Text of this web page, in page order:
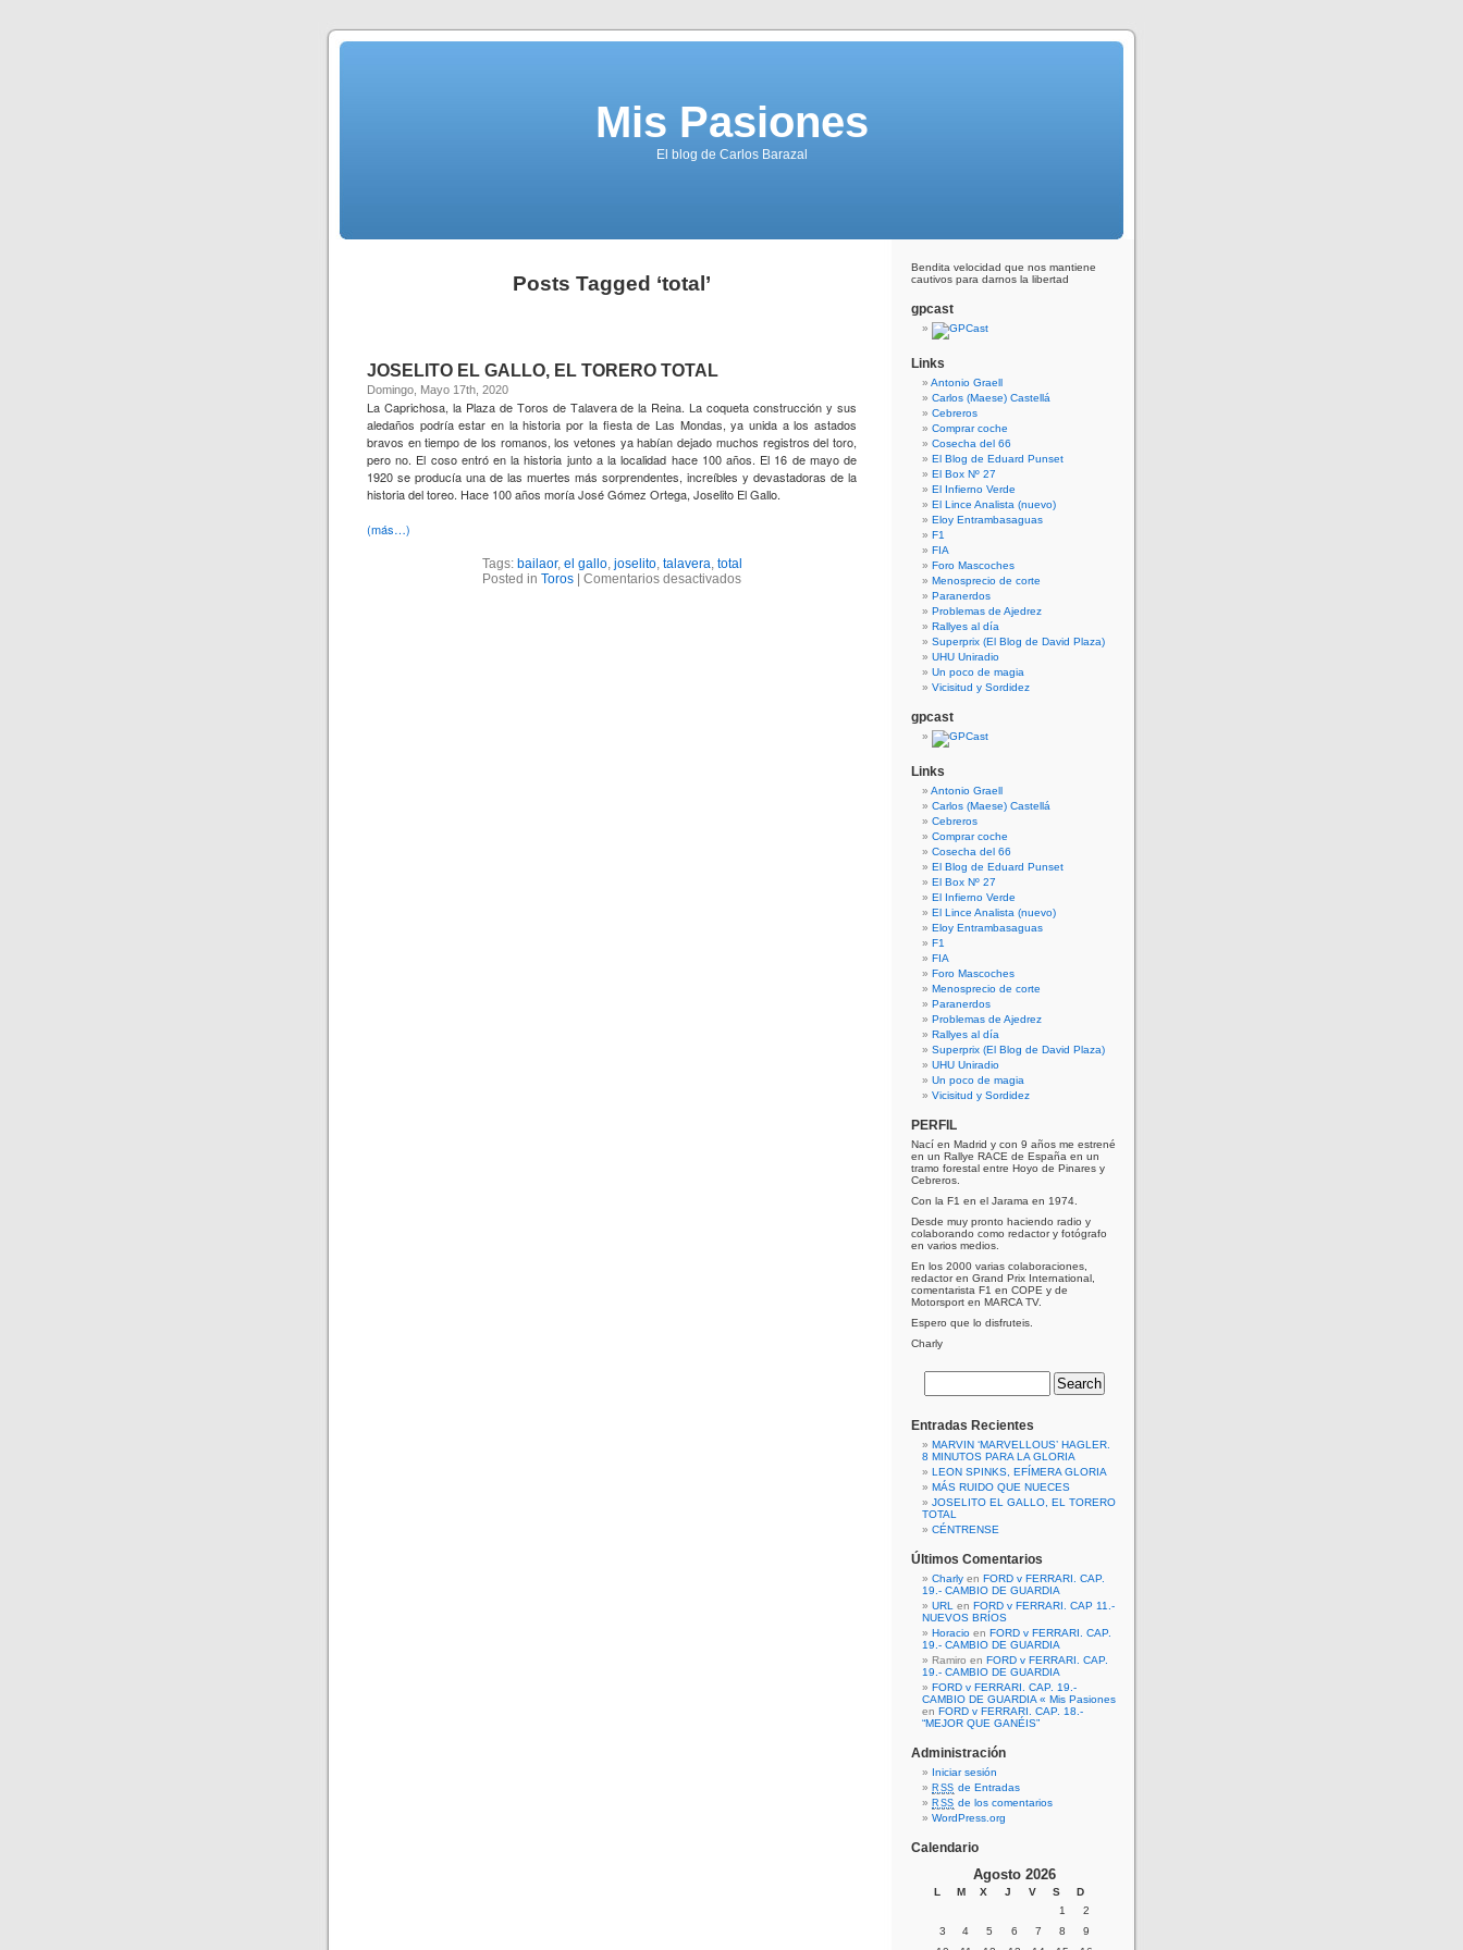
Mis Pasiones
El blog de Carlos Barazal
Posts Tagged ‘total’
JOSELITO EL GALLO, EL TORERO TOTAL
Domingo, Mayo 17th, 2020
La Caprichosa, la Plaza de Toros de Talavera de la Reina. La coqueta construcción y sus
aledaños podría estar en la historia por la fiesta de Las Mondas, ya unida a los astados
bravos en tiempo de los romanos, los vetones ya habían dejado muchos registros del toro,
pero no. El coso entró en la historia junto a la localidad hace 100 años. El 16 de mayo de
1920 se producía una de las muertes más sorprendentes, increíbles y devastadoras de la
historia del toreo. Hace 100 años moría José Gómez Ortega, Joselito El Gallo.
(más…)
Tags: bailaor, el gallo, joselito, talavera, total
Posted in Toros Comentarios desactivados
Bendita velocidad que nos mantiene
cautivos para darnos la libertad
gpcast
Links
Antonio Graell
Carlos (Maese) Castellá
Cebreros
Comprar coche
Cosecha del 66
El Blog de Eduard Punset
El Box Nº 27
El Infierno Verde
El Lince Analista (nuevo)
Eloy Entrambasaguas
F1
FIA
Foro Mascoches
Menosprecio de corte
Paranerdos
Problemas de Ajedrez
Rallyes al día
Superprix (El Blog de David Plaza)
UHU Uniradio
Un poco de magia
Vicisitud y Sordidez
gpcast
Links
Antonio Graell
Carlos (Maese) Castellá
Cebreros
Comprar coche
Cosecha del 66
El Blog de Eduard Punset
El Box Nº 27
El Infierno Verde
El Lince Analista (nuevo)
Eloy Entrambasaguas
F1
FIA
Foro Mascoches
Menosprecio de corte
Paranerdos
Problemas de Ajedrez
Rallyes al día
Superprix (El Blog de David Plaza)
UHU Uniradio
Un poco de magia
Vicisitud y Sordidez
PERFIL
Nací en Madrid y con 9 años me estrené
en un Rallye RACE de España en un
tramo forestal entre Hoyo de Pinares y
Cebreros.
Con la F1 en el Jarama en 1974.
Desde muy pronto haciendo radio y
colaborando como redactor y fotógrafo
en varios medios.
En los 2000 varias colaboraciones,
redactor en Grand Prix International,
comentarista F1 en COPE y de
Motorsport en MARCA TV.
Espero que lo disfruteis.
Charly
Entradas Recientes
MARVIN ‘MARVELLOUS’ HAGLER.
8 MINUTOS PARA LA GLORIA
LEON SPINKS, EFÍMERA GLORIA
MÁS RUIDO QUE NUECES
JOSELITO EL GALLO, EL TORERO
TOTAL
CÉNTRENSE
Últimos Comentarios
Charly en FORD v FERRARI. CAP.
19.- CAMBIO DE GUARDIA
URL
en FORD v FERRARI. CAP 11.-
NUEVOS BRÍOS
Horacio en FORD v FERRARI. CAP.
19.- CAMBIO DE GUARDIA
Ramiro en FORD v FERRARI. CAP.
19.- CAMBIO DE GUARDIA
FORD v FERRARI. CAP. 19.-
CAMBIO DE GUARDIA « Mis Pasiones
en FORD v FERRARI. CAP. 18.-
“MEJOR QUE GANÉIS”
Administración
Iniciar sesión
RSS de Entradas
RSS de los comentarios
WordPress.org
Calendario
Agosto 2026
L M X J V S
D
1
2
3
4 5 6 7 8
9